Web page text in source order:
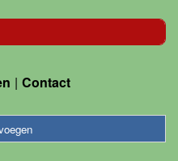
Contact